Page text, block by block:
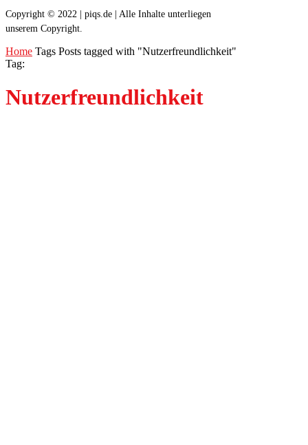
Copyright © 2022 | piqs.de | Alle Inhalte unterliegen
unserem Copyright.
Home Tags Posts tagged with "Nutzerfreundlichkeit"
Tag:
Nutzerfreundlichkeit